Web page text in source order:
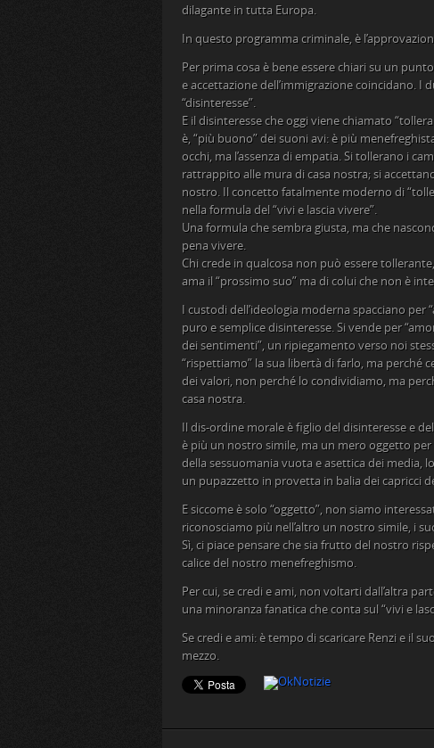
dilagante in tutta Europa.
In questo programma criminale, è
Per prima cosa è bene essere chiari su un
e accettazione dell’immigrazione coincidano. I
“disinteresse”.
E il disinteresse che oggi viene chiamato
è, “più buono” dei suoni avi: è più
occhi, ma l’assenza di empatia. Si tollerano i
rattrappito alle mura di casa nostra; si
nostro. Il concetto fatalmente moderno di
nella formula del “vivi e lascia vivere”.
Una formula che sembra giusta, ma che
pena vivere.
Chi crede in qualcosa non può essere
ama il “prossimo suo” ma di colui che non è
I custodi dell’ideologia moderna spacciano per
puro e semplice disinteresse. Si vende per
dei sentimenti”, un ripiegamento verso noi
“rispettiamo” la sua libertà di farlo, ma perché
dei valori, non perché lo condividiamo, ma
casa nostra.
Il dis-ordine morale è figlio del disinteresse e
è più un nostro simile, ma un mero oggetto
della sessuomania vuota e asettica dei media,
un pupazzetto in provetta in balia dei capricci
E siccome è solo “oggetto”, non siamo
riconosciamo più nell’altro un nostro simile, i
Sì, ci piace pensare che sia frutto del nostro
calice del nostro menefreghismo.
Per cui, se credi e ami, non voltarti dall’altra
una minoranza fanatica che conta sul “vivi e
Se credi e ami: è tempo di scaricare Renzi e il
mezzo.